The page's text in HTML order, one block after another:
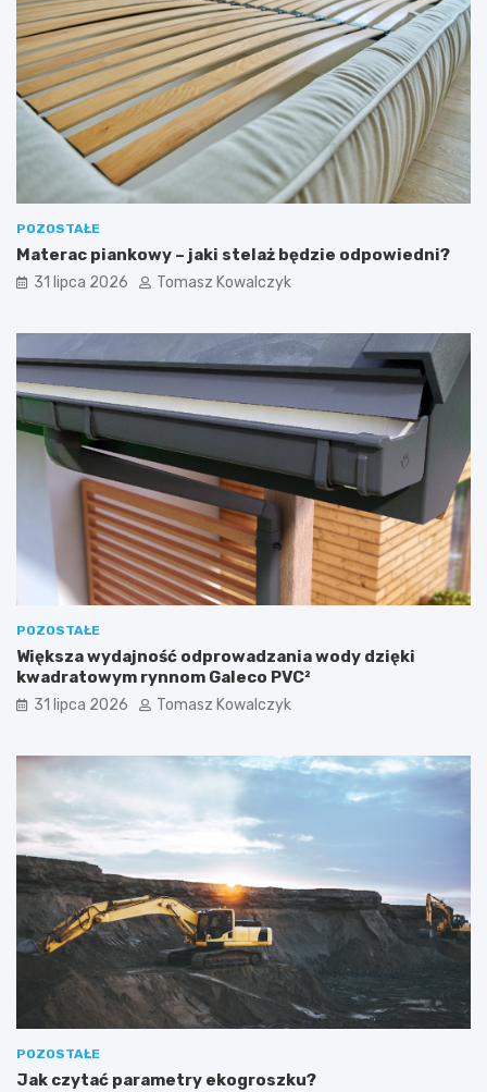
POZOSTAŁE
Materac piankowy – jaki stelaż będzie odpowiedni?
31 lipca 2026 Tomasz Kowalczyk
POZOSTAŁE
Większa wydajność odprowadzania wody dzięki
kwadratowym rynnom Galeco PVC²
31 lipca 2026 Tomasz Kowalczyk
POZOSTAŁE
Jak czytać parametry ekogroszku?